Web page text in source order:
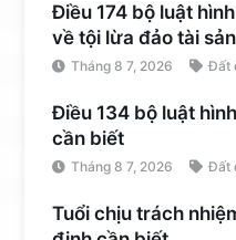
Điều 174 bộ luật
về tội lừa đảo tài sản
Tháng 8 7, 2026 Đất
Điều 134 bộ luật
cần biết
Tháng 8 7, 2026 Đất
Tuổi chịu trách